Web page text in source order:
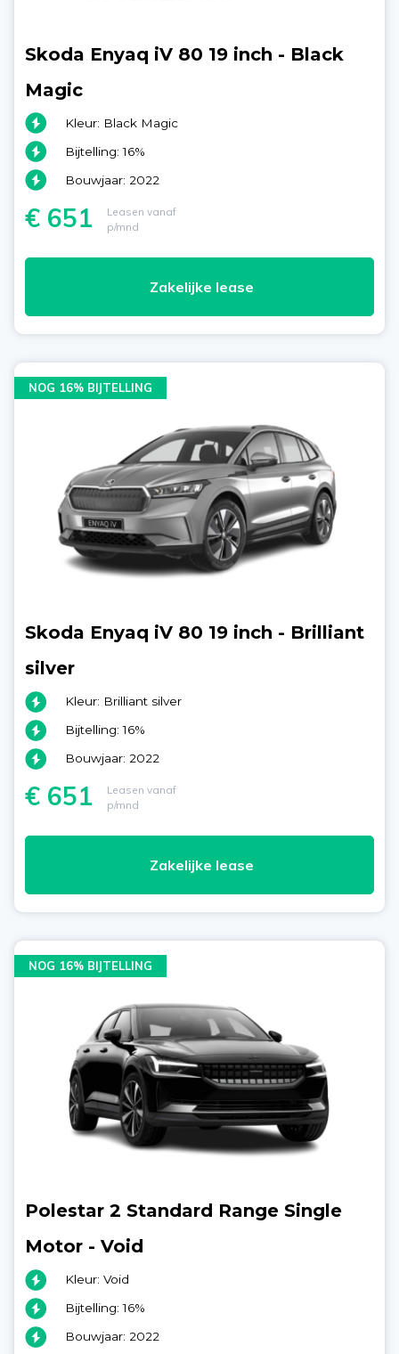
Skoda Enyaq iV 80 19 inch - Black
Magic
Kleur: Black Magic
Bijtelling: 16%
Bouwjaar: 2022
€ 651
Leasen vanaf
p/mnd
Zakelijke lease
NOG 16% BIJTELLING
Skoda Enyaq iV 80 19 inch - Brilliant
silver
Kleur: Brilliant silver
Bijtelling: 16%
Bouwjaar: 2022
€ 651
Leasen vanaf
p/mnd
Zakelijke lease
NOG 16% BIJTELLING
Polestar 2 Standard Range Single
Motor - Void
Kleur: Void
Bijtelling: 16%
Bouwjaar: 2022